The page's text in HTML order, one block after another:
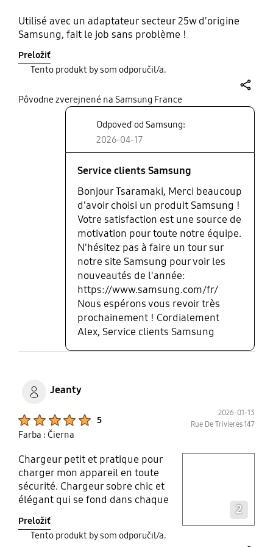
Utilisé avec un adaptateur secteur 25w d'origine
Samsung, fait le job sans problème !
Preložiť
Tento produkt by som odporučil/a.
Pôvodne zverejnené na Samsung France
Odpoveď od Samsung:
2026-04-17
Service clients Samsung
Bonjour Tsaramaki, Merci beaucoup
d'avoir choisi un produit Samsung !
Votre satisfaction est une source de
motivation pour toute notre équipe.
N'hésitez pas à faire un tour sur
notre site Samsung pour voir les
nouveautés de l'année:
https://www.samsung.com/fr/
Nous espérons vous revoir très
prochainement ! Cordialement
Alex, Service clients Samsung
Jeanty
5
2026-01-13
Rue De Trivieres 147
Farba : Čierna
Chargeur petit et pratique pour
charger mon appareil en toute
sécurité. Chargeur sobre chic et
élégant qui se fond dans chaque
pratique pour amener partout. Un
appareil à avoir absolument!!!
Preložiť
2
Tento produkt by som odporučil/a.